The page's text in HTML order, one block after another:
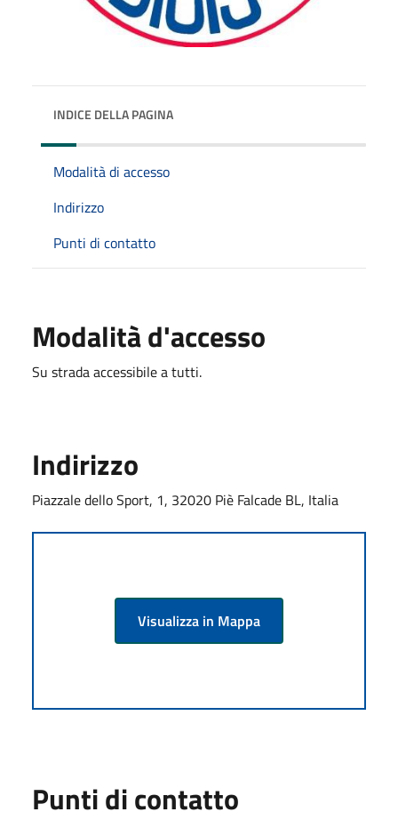
INDICE DELLA PAGINA
Modalità di accesso
Indirizzo
Punti di contatto
Modalità d'accesso
Su strada accessibile a tutti.
Indirizzo
Piazzale dello Sport, 1, 32020 Piè Falcade BL, Italia
Visualizza in Mappa
Punti di contatto